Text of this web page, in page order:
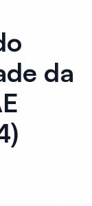
da